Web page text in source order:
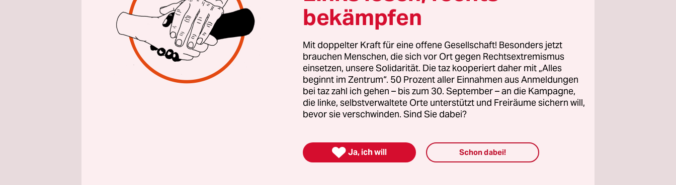
Empire Riverside. Denn es ist das Flackern des Widerstands gegen das
Hotel und alles, was es verkörpert.bekämpfen
Mit doppelter Kraft für eine offene Gesellschaft! Besonders jetzt
brauchen Menschen, die sich vor Ort gegen Rechtsextremismus
einsetzen, unsere Solidarität. Die taz kooperiert daher mit „Alles
beginnt im Zentrum“. 50 Prozent aller Einnahmen aus Anmeldungen
bei taz zahl ich gehen – bis zum 30. September – an die Kampagne,
die linke, selbstverwaltete Orte unterstützt und Freiräume sichern will,
bevor sie verschwinden. Sind Sie dabei?
 Ja, ich will Schon dabei!